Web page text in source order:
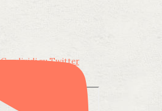
Condividi su Twitter